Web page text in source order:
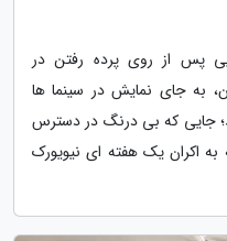
پس از روی پرده رفتن در
به جای نمایش در سینما ها
جایی که بی درنگ در دسترس
اکران یک هفته ای نیویورک